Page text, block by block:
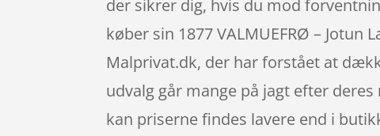
der sikrer dig, hvis du mod
køber sin 1877 VALMUEFRØ – Jotun
Malprivat.dk, der har forstået at
udvalg går mange på jagt efter
kan priserne findes lavere end i